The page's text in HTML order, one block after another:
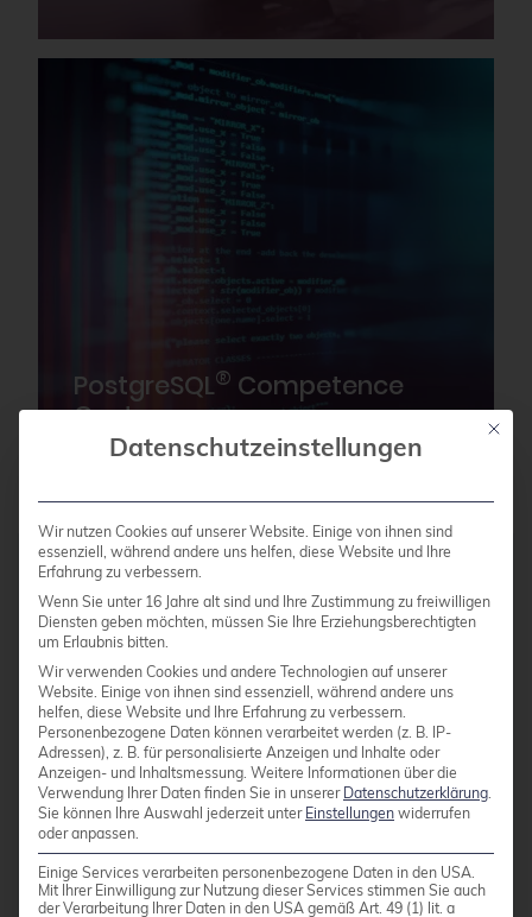
Support
Services
Beratung
Infrastruktur
Betrieb
Migration
Wie können wir Ihnen bei der Migration helfen?
PostgreSQL® Competence
Center
Mit
Datenschutzeinstellungen
Wir nutzen Cookies auf unserer Website. Einige von ihnen sind
essenziell, während andere uns helfen, diese Website und Ihre
Erfahrung zu verbessern.
Wenn Sie unter 16 Jahre alt sind und Ihre Zustimmung zu freiwilligen
Diensten geben möchten, müssen Sie Ihre Erziehungsberechtigten
um Erlaubnis bitten.
Wir verwenden Cookies und andere Technologien auf unserer
Website. Einige von ihnen sind essenziell, während andere uns
helfen, diese Website und Ihre Erfahrung zu verbessern.
Personenbezogene Daten können verarbeitet werden (z. B. IP-
Adressen), z. B. für personalisierte Anzeigen und Inhalte oder
Anzeigen- und Inhaltsmessung. Weitere Informationen über die
Verwendung Ihrer Daten finden Sie in unserer Datenschutzerklärung.
Sie können Ihre Auswahl jederzeit unter Einstellungen widerrufen
oder anpassen.
Einige Services verarbeiten personenbezogene Daten in den USA.
Mit Ihrer Einwilligung zur Nutzung dieser Services stimmen Sie auch
der Verarbeitung Ihrer Daten in den USA gemäß Art. 49 (1) lit. a